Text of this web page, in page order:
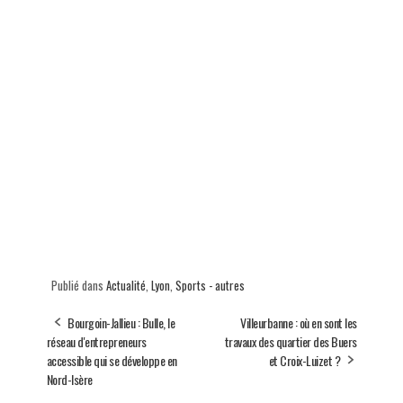
Publié dans Actualité Lyon Sports - autres
Bourgoin-Jallieu : Bulle, le
réseau d'entrepreneurs
accessible qui se développe en
Nord-Isère
Villeurbanne : où en sont les
travaux des quartier des Buers
et Croix-Luizet ?